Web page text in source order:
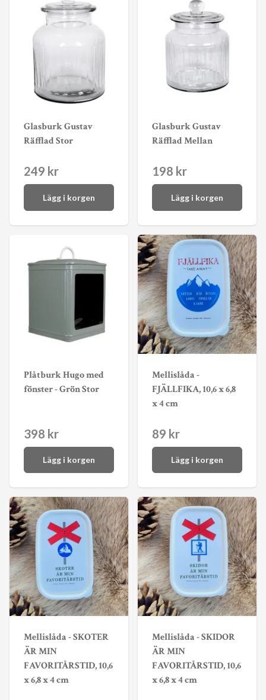
Glasburk Gustav
Räfflad Stor
249 kr
Lägg i korgen
Glasburk Gustav
Räfflad Mellan
198 kr
Lägg i korgen
Plåtburk Hugo med
fönster - Grön Stor
398 kr
Lägg i korgen
Mellislåda -
FJÄLLFIKA, 10,6 x 6,8
x 4 cm
89 kr
Lägg i korgen
Mellislåda - SKOTER
ÄR MIN
FAVORITÅRSTID, 10,6
x 6,8 x 4 cm
Mellislåda - SKIDOR
ÄR MIN
FAVORITÅRSTID, 10,6
x 6,8 x 4 cm